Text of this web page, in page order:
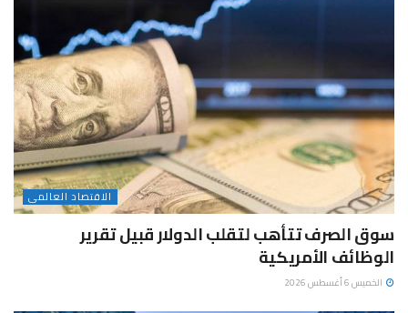
الاقتصاد العالمى
سوق الصرف تتأهب لتقلب الدولار قبيل تقرير
الوظائف الأمريكية
الخميس 6 أغسطس 2026